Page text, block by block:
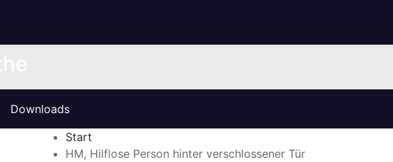
Downloads
Start
HM, Hilflose Person hinter verschlossener Tür